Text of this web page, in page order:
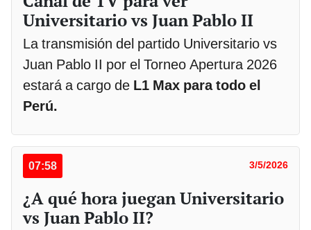
Universitario vs Juan Pablo II
La transmisión del partido Universitario vs
Juan Pablo II por el Torneo Apertura 2026
estará a cargo de L1 Max para todo el
Perú.
07:58 3/5/2026
¿A qué hora juegan Universitario
vs Juan Pablo II?